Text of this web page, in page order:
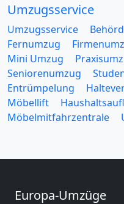
Umzugsservice
Umzugsservice
Fernumzug
Mini Umzug
Seniorenumzug
Entrümpelung
Möbellift
Möbelmitfahrzentrale
Europa-Umzüge